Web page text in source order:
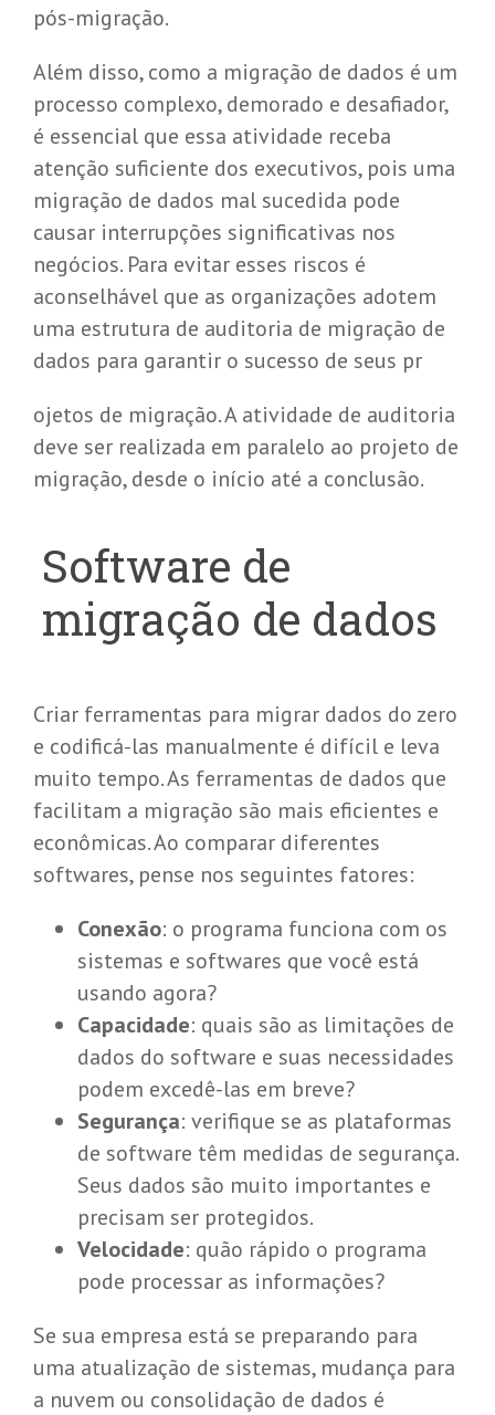
pós-migração.
Além disso, como a migração de dados é um
processo complexo, demorado e desafiador,
é essencial que essa atividade receba
atenção suficiente dos executivos, pois uma
migração de dados mal sucedida pode
causar interrupções significativas nos
negócios. Para evitar esses riscos é
aconselhável que as organizações adotem
uma estrutura de auditoria de migração de
dados para garantir o sucesso de seus pr
ojetos de migração. A atividade de auditoria
deve ser realizada em paralelo ao projeto de
migração, desde o início até a conclusão.
Software de
migração de dados
Criar ferramentas para migrar dados do zero
e codificá-las manualmente é difícil e leva
muito tempo. As ferramentas de dados que
facilitam a migração são mais eficientes e
econômicas. Ao comparar diferentes
softwares, pense nos seguintes fatores:
Conexão: o programa funciona com os
sistemas e softwares que você está
usando agora?
Capacidade: quais são as limitações de
dados do software e suas necessidades
podem excedê-las em breve?
Segurança: verifique se as plataformas
de software têm medidas de segurança.
Seus dados são muito importantes e
precisam ser protegidos.
Velocidade: quão rápido o programa
pode processar as informações?
Se sua empresa está se preparando para
uma atualização de sistemas, mudança para
a nuvem ou consolidação de dados é